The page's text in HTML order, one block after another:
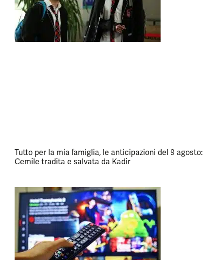
Tutto per la mia famiglia, le anticipazioni del 9 agosto:
Cemile tradita e salvata da Kadir